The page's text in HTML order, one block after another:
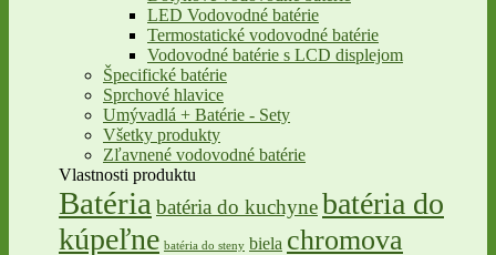
LED Vodovodné batérie
Termostatické vodovodné batérie
Vodovodné batérie s LCD displejom
Špecifické batérie
Sprchové hlavice
Umývadlá + Batérie - Sety
Všetky produkty
Zľavnené vodovodné batérie
Vlastnosti produktu
Batériabatéria do kuchynebatéria do
kúpeľne batéria do steny biela chromova